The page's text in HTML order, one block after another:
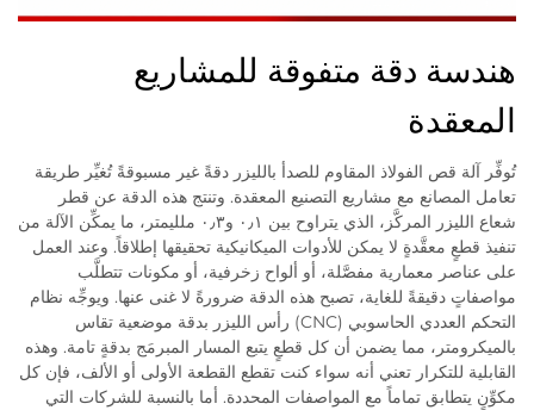
هندسة دقة متفوقة للمشاريع
المعقدة
تُوفِّر آلة قص الفولاذ المقاوم للصدأ بالليزر دقةً غير مسبوقةً تُغيِّر طريقة
تعامل المصانع مع مشاريع التصنيع المعقدة. وتنتج هذه الدقة عن قطر
شعاع الليزر المركَّز، الذي يتراوح بين ٠٫١ و٠٫٣ ملليمتر، ما يمكِّن الآلة من
تنفيذ قطعٍ معقَّدةٍ لا يمكن للأدوات الميكانيكية تحقيقها إطلاقاً. وعند العمل
على عناصر معمارية مفصَّلة، أو ألواح زخرفية، أو مكونات تتطلَّب
مواصفاتٍ دقيقةً للغاية، تصبح هذه الدقة ضرورةً لا غنى عنها. ويوجِّه نظام
التحكم العددي الحاسوبي (CNC) رأس الليزر بدقة موضعية تقاس
بالميكرومتر، مما يضمن أن كل قطعٍ يتبع المسار المبرمَج بدقةٍ تامة. وهذه
القابلية للتكرار تعني أنه سواء كنت تقطع القطعة الأولى أو الألف، فإن كل
مكوِّنٍ يتطابق تماماً مع المواصفات المحددة. أما بالنسبة للشركات التي